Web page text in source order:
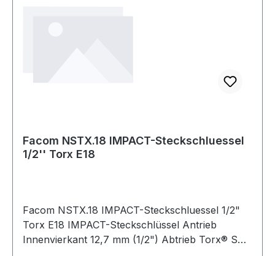
Facom NSTX.18 IMPACT-Steckschluessel
1/2'' Torx E18
Facom NSTX.18 IMPACT-Steckschluessel 1/2"
Torx E18 IMPACT-Steckschlüssel Antrieb
Innenvierkant 12,7 mm (1/2") Abtrieb Torx® SW